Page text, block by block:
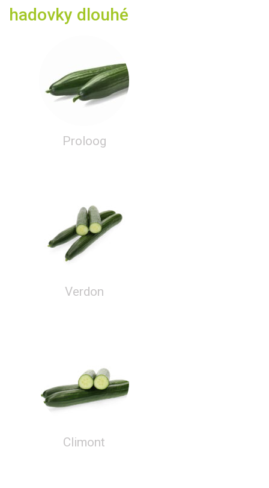
hadovky dlouhé
Proloog
Verdon
Climont